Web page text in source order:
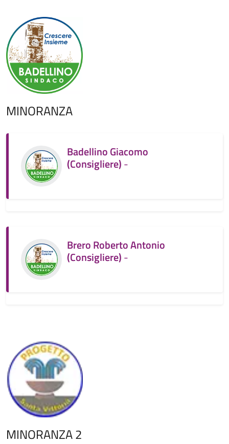
MINORANZA
Badellino Giacomo
(Consigliere)-
Brero Roberto Antonio
(Consigliere)-
MINORANZA 2